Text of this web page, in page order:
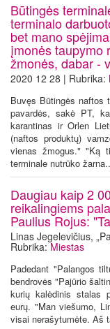
Būtingės
terminalo
bet mano
įmonės taupymo
žmonės, dabar -
2020 12 28 | Rubrika:
Buvęs Būtingės naftos
pavardės, sakė PT,
karantinas ir Orlen
(naftos produktų)
vienas žmogus." "Ką
terminale nutrūko
Daugiau kaip 2
reikalingiems
Paulius Rojus:
Linas Jegelevičius,
Rubrika:Miestas
Padedant "Palangos
bendrovės "Pajūrio
kurių kalėdinis stalas
eurų. "Man viešumo,
visai nerašytumėte. Aš